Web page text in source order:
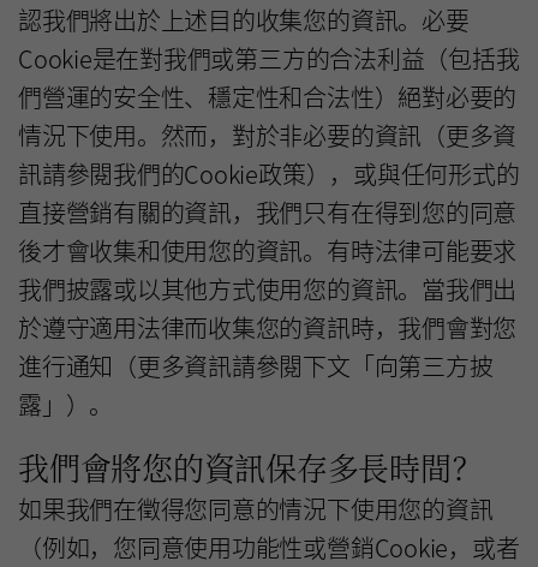
認我們將出於上述目的收集您的資訊。必要
Cookie是在對我們或第三方的合法利益（包括我
們營運的安全性、穩定性和合法性）絕對必要的
情況下使用。然而，對於非必要的資訊（更多資
訊請參閱我們的Cookie政策），或與任何形式的
直接營銷有關的資訊，我們只有在得到您的同意
後才會收集和使用您的資訊。有時法律可能要求
我們披露或以其他方式使用您的資訊。當我們出
於遵守適用法律而收集您的資訊時，我們會對您
進行通知（更多資訊請參閱下文「向第三方披
露」）。
我們會將您的資訊保存多長時間？
如果我們在徵得您同意的情況下使用您的資訊
（例如，您同意使用功能性或營銷Cookie，或者